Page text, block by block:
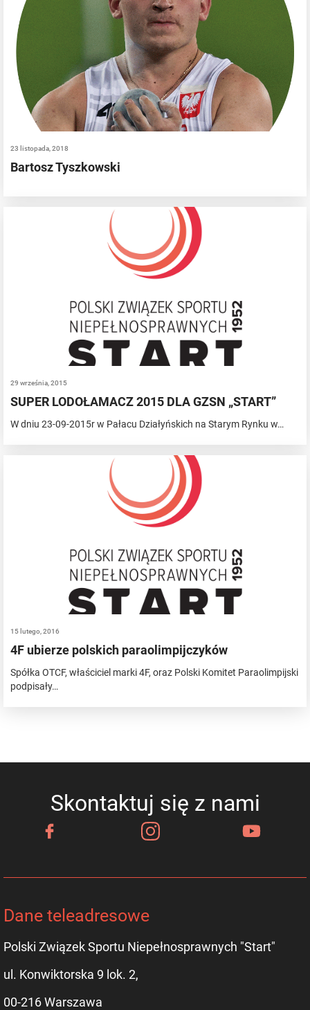
23 listopada, 2018
Bartosz Tyszkowski
29 września, 2015
SUPER LODOŁAMACZ 2015 DLA GZSN „START”
W dniu 23-09-2015r w Pałacu Działyńskich na Starym Rynku w…
15 lutego, 2016
4F ubierze polskich paraolimpijczyków
Spółka OTCF, właściciel marki 4F, oraz Polski Komitet Paraolimpijski
podpisały…
Skontaktuj się z nami
Dane teleadresowe
Polski Związek Sportu Niepełnosprawnych "Start"
ul. Konwiktorska 9 lok. 2,
00-216 Warszawa